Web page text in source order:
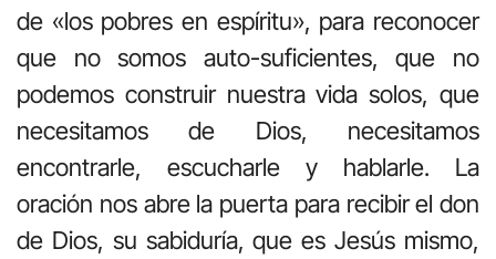
de «los pobres en espíritu», para reconocer
que no somos auto-suficientes, que no
podemos construir nuestra vida solos, que
necesitamos de Dios, necesitamos
encontrarle, escucharle y hablarle. La
oración nos abre la puerta para recibir el don
de Dios, su sabiduría, que es Jesús mismo,